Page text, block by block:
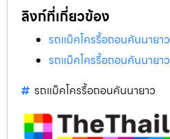
ลิงก์ที่เกี่ยวข้อง
รถแม็คโครรื้อถอนคันนายาว
รถแม็คโครรื้อถอนคันนายาว
รถแม็คโครรื้อถอนคันนายาว